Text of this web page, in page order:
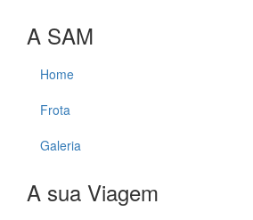
A SAM
Home
Frota
Galeria
A sua Viagem